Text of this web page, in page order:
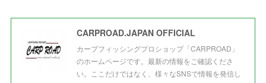
CARPROAD.JAPAN OFFICIAL
カープフィッシングプロショップ「CARPROAD」
のホームページです。最新の情報をご確認くださ
い。ここだけではなく、様々なSNSで情報を発信し